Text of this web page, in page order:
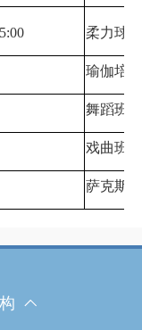
柔力球
瑜伽培
舞蹈班
戏曲班
萨克斯